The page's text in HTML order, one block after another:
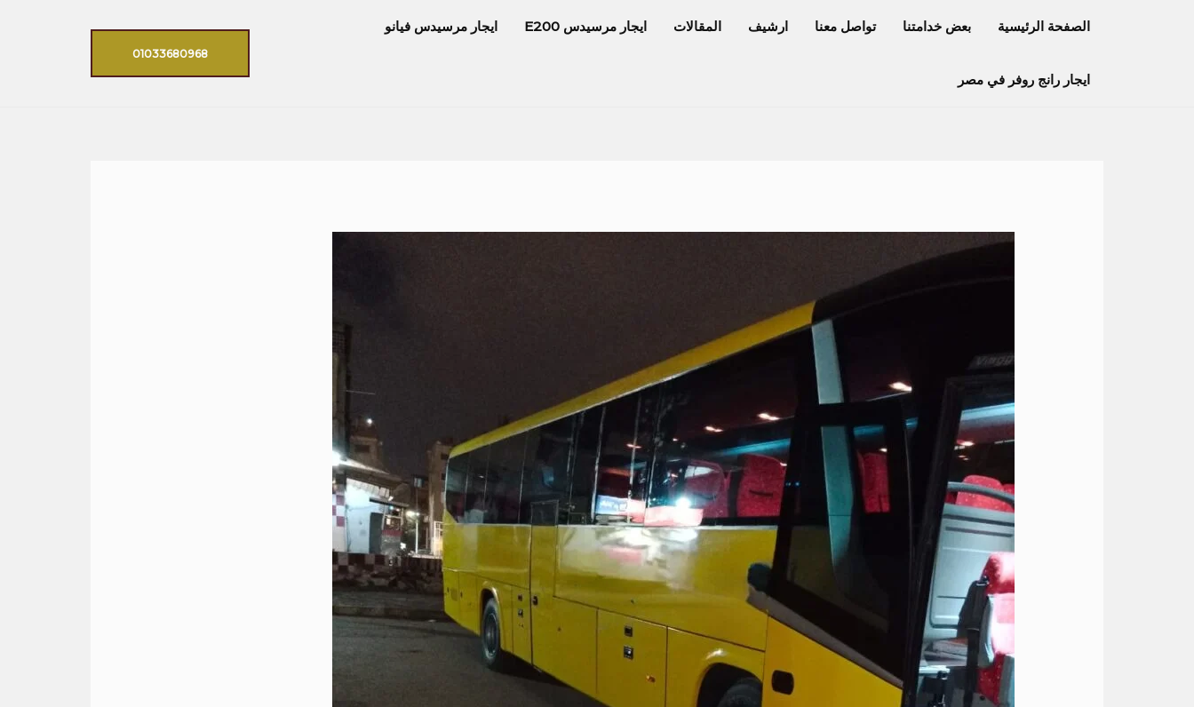
الصفحة الرئيسية بعض خدامتنا تواصل معنا ارشيف المقالات ايجار مرسيدس E200 ايجار مرسيدس فيانو
ايجار رانج روفر في مصر
01033680968